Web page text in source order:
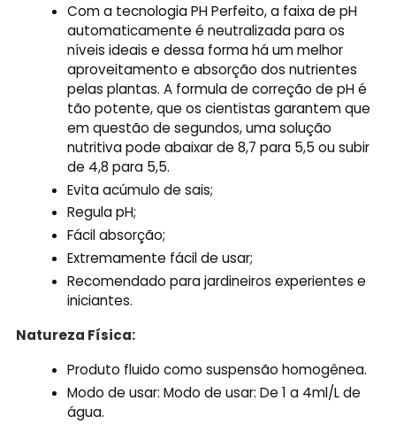
Com a tecnologia PH Perfeito, a faixa de pH
automaticamente é neutralizada para os
níveis ideais e dessa forma há um melhor
aproveitamento e absorção dos nutrientes
pelas plantas. A formula de correção de pH é
tão potente, que os cientistas garantem que
em questão de segundos, uma solução
nutritiva pode abaixar de 8,7 para 5,5 ou subir
de 4,8 para 5,5.
Evita acúmulo de sais;
Regula pH;
Fácil absorção;
Extremamente fácil de usar;
Recomendado para jardineiros experientes e
iniciantes.
Natureza Física:
Produto fluido como suspensão homogênea.
Modo de usar: Modo de usar: De 1 a 4ml/L de
água.